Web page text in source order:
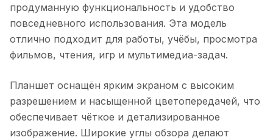
продуманную функциональность и удобство
повседневного использования. Эта модель
отлично подходит для работы, учёбы, просмотра
фильмов, чтения, игр и мультимедиа-задач.
Планшет оснащён ярким экраном с высоким
разрешением и насыщенной цветопередачей, что
обеспечивает чёткое и детализированное
изображение. Широкие углы обзора делают